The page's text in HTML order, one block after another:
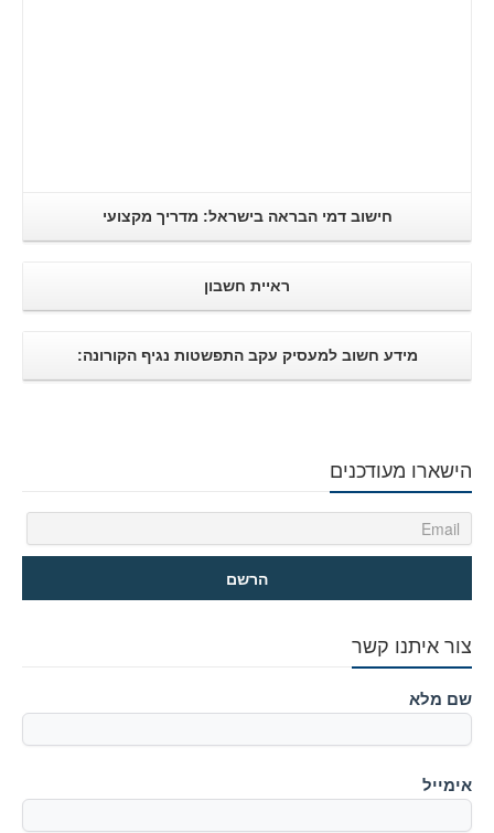
חישוב דמי הבראה בישראל: מדריך מקצועי
ראיית חשבון
מידע חשוב למעסיק עקב התפשטות נגיף הקורונה:
הישארו מעודכנים
צור איתנו קשר
שם מלא
אימייל